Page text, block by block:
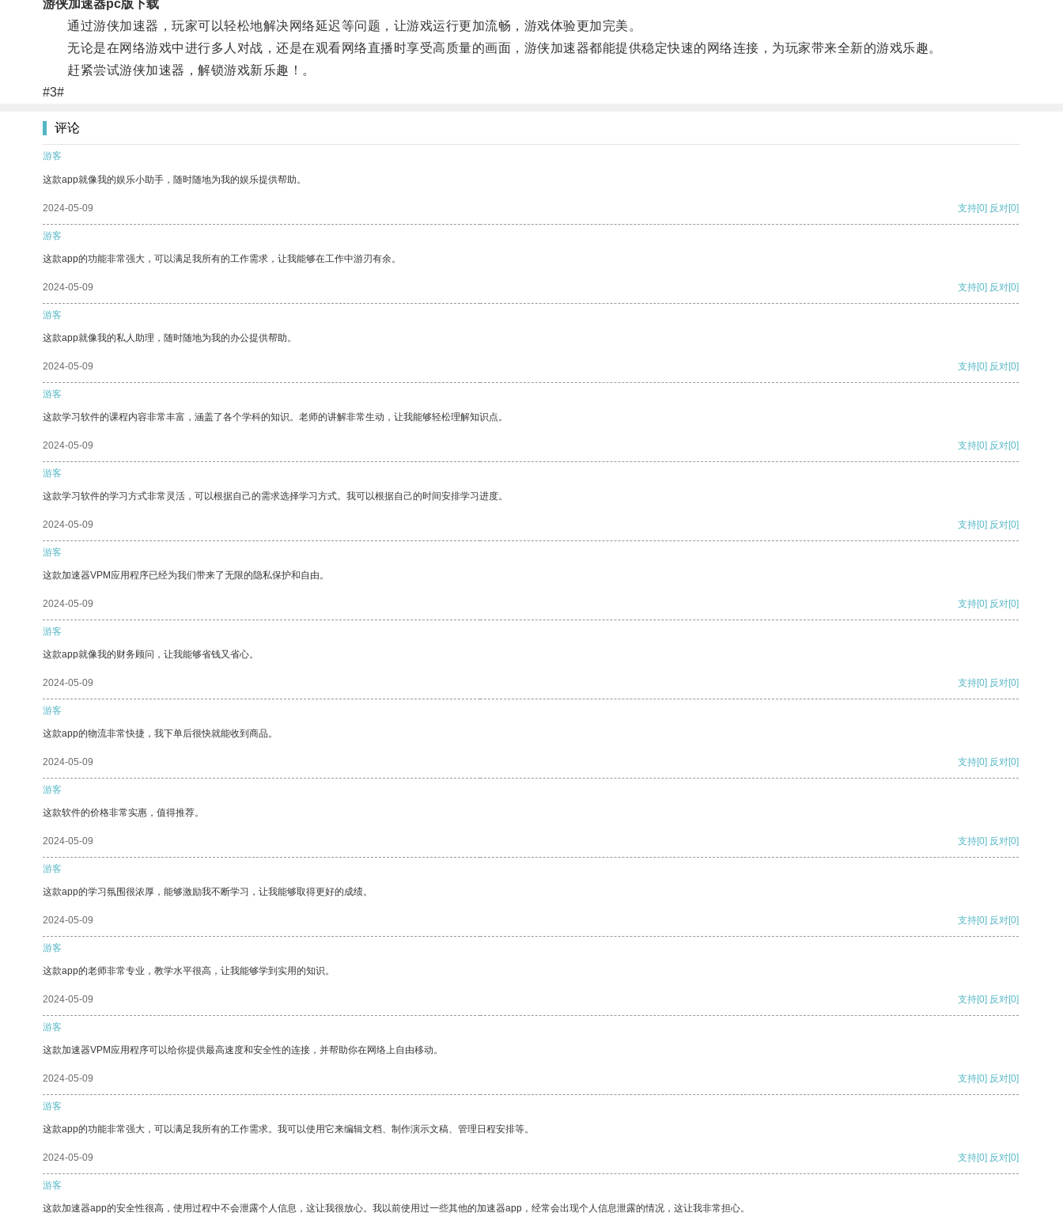
游侠加速器pc版下载
通过游侠加速器，玩家可以轻松地解决网络延迟等问题，让游戏运行更加流畅，游戏体验更加完美。
无论是在网络游戏中进行多人对战，还是在观看网络直播时享受高质量的画面，游侠加速器都能提供稳定快速的网络连接，为玩家带来全新的游戏乐趣。
赶紧尝试游侠加速器，解锁游戏新乐趣！。
#3#
评论
游客
这款app就像我的娱乐小助手，随时随地为我的娱乐提供帮助。
2024-05-09 支持[0] 反对[0]
游客
这款app的功能非常强大，可以满足我所有的工作需求，让我能够在工作中游刃有余。
2024-05-09 支持[0] 反对[0]
游客
这款app就像我的私人助理，随时随地为我的办公提供帮助。
2024-05-09 支持[0] 反对[0]
游客
这款学习软件的课程内容非常丰富，涵盖了各个学科的知识。老师的讲解非常生动，让我能够轻松理解知识点。
2024-05-09 支持[0] 反对[0]
游客
这款学习软件的学习方式非常灵活，可以根据自己的需求选择学习方式。我可以根据自己的时间安排学习进度。
2024-05-09 支持[0] 反对[0]
游客
这款加速器VPM应用程序已经为我们带来了无限的隐私保护和自由。
2024-05-09 支持[0] 反对[0]
游客
这款app就像我的财务顾问，让我能够省钱又省心。
2024-05-09 支持[0] 反对[0]
游客
这款app的物流非常快捷，我下单后很快就能收到商品。
2024-05-09 支持[0] 反对[0]
游客
这款软件的价格非常实惠，值得推荐。
2024-05-09 支持[0] 反对[0]
游客
这款app的学习氛围很浓厚，能够激励我不断学习，让我能够取得更好的成绩。
2024-05-09 支持[0] 反对[0]
游客
这款app的老师非常专业，教学水平很高，让我能够学到实用的知识。
2024-05-09 支持[0] 反对[0]
游客
这款加速器VPM应用程序可以给你提供最高速度和安全性的连接，并帮助你在网络上自由移动。
2024-05-09 支持[0] 反对[0]
游客
这款app的功能非常强大，可以满足我所有的工作需求。我可以使用它来编辑文档、制作演示文稿、管理日程安排等。
2024-05-09 支持[0] 反对[0]
游客
这款加速器app的安全性很高，使用过程中不会泄露个人信息，这让我很放心。我以前使用过一些其他的加速器app，经常会出现个人信息泄露的情况，这让我非常担心。